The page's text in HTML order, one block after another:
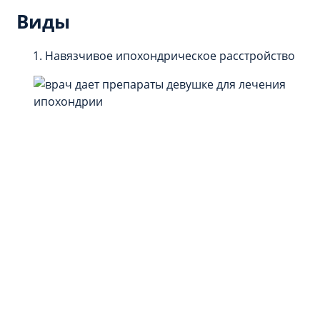
Виды
Навязчивое ипохондрическое расстройство